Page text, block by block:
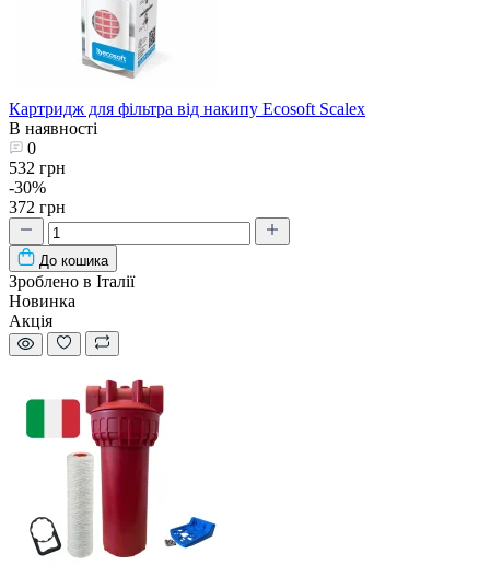
Картридж для фільтра від накипу Ecosoft Scalex
В наявності
0
532 грн
-30%
372 грн
До кошика
Зроблено в Італії
Новинка
Акція